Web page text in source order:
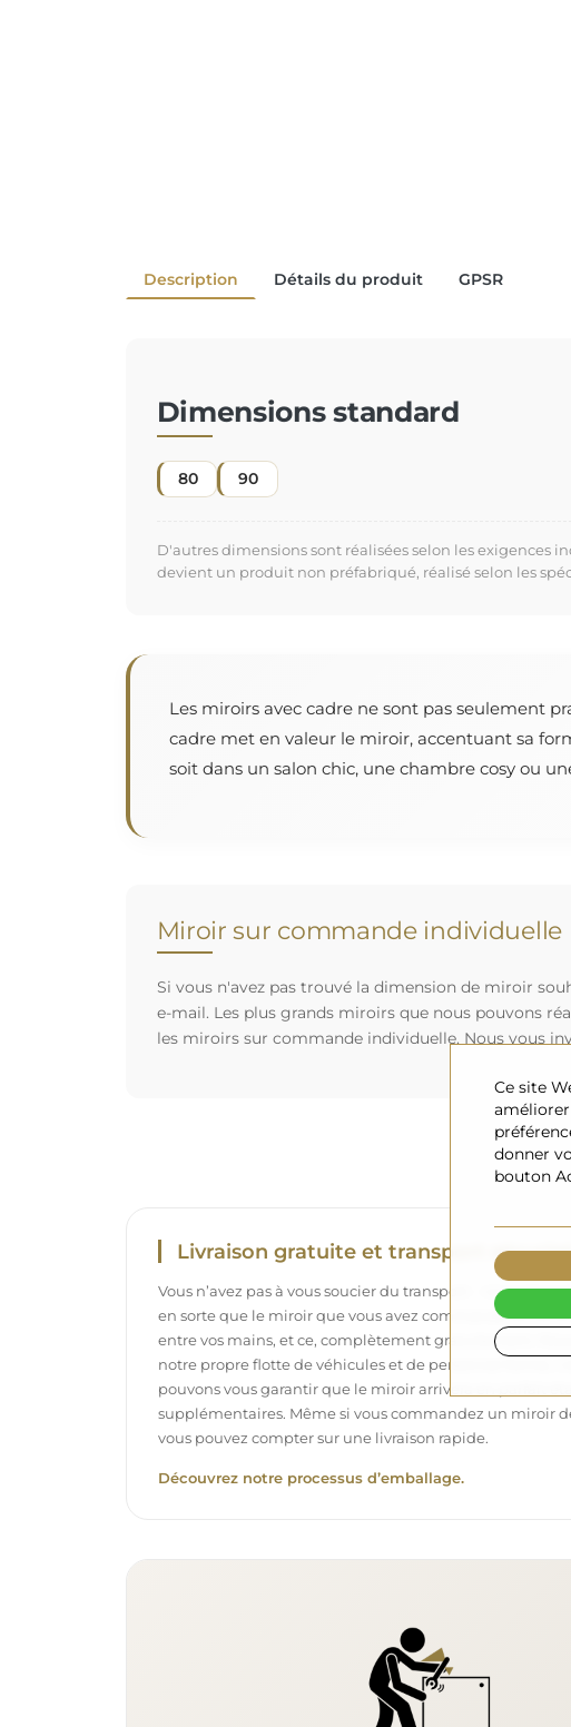
Description Détails du produit GPSR
Dimensions standard
80 90
D'autres dimensions sont réalisées selon les
devient un produit non préfabriqué, réalisé selon les
Les miroirs avec cadre ne sont pas seulement
cadre met en valeur le miroir, accentuant sa
soit dans un salon chic, une chambre cosy ou
Miroir sur commande individuelle
Si vous n'avez pas trouvé la dimension de miroir
e-mail. Les plus grands miroirs que nous pouvons
les miroirs sur commande individuelle. Nous vous
Livraison gratuite et transport
Vous n’avez pas à vous soucier du transport – nous nous
en sorte que le miroir que vous avez commandé arrive
entre vos mains, et ce, complètement gratuitement.
notre propre flotte de véhicules et de personnel formé,
pouvons vous garantir que le miroir arrivera en parfait
supplémentaires. Même si vous commandez un miroir
vous pouvez compter sur une livraison rapide.
Découvrez notre processus d’emballage.
Ce site
donner
bouton